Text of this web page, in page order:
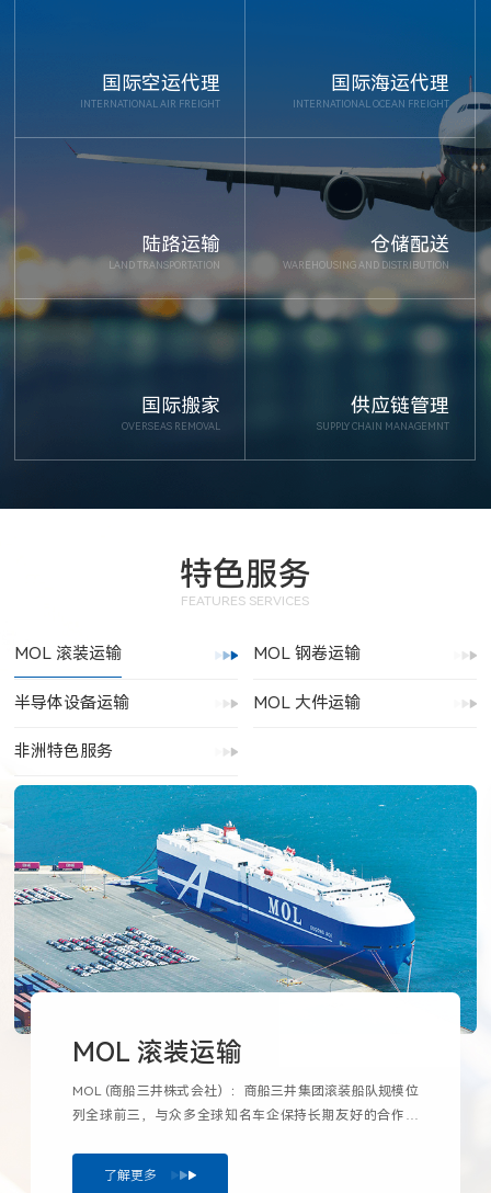
国际空运代理
INTERNATIONAL AIR FREIGHT
国际海运代理
INTERNATIONAL OCEAN FREIGHT
陆路运输
LAND TRANSPORTATION
仓储配送
WAREHOUSING AND DISTRIBUTION
国际搬家
OVERSEAS REMOVAL
供应链管理
SUPPLY CHAIN MANAGEMNT
特色服务
FEATURES SERVICES
MOL 滚装运输 MOL 钢卷运输
半导体设备运输 MOL 大件运输
非洲特色服务
MOL 滚装运输
MOL (商船三井株式会社）：商船三井集团滚装船队规模位
列全球前三，与众多全球知名车企保持长期友好的合作关
货运代理的核心企业，为客户提供空运、海运、陆运、仓
了解更多